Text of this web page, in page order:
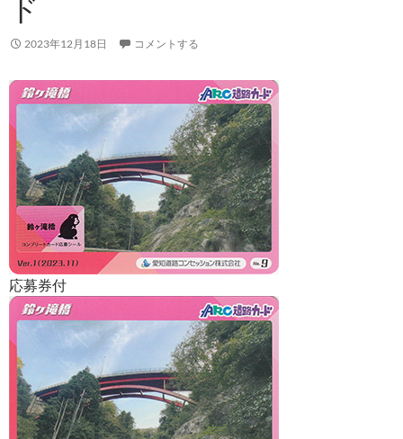
ド
2023年12月18日 コメントする
応募券付